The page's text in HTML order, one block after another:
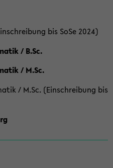
bis SoSe 2024)
/ B.Sc.
/ M.Sc.
/ M.Sc. (Einschreibung bis